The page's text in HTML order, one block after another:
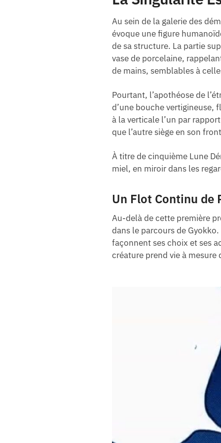
Au sein de la galerie des
évoque une figure
de sa structure. La partie
vase de porcelaine,
de mains, semblables à
Pourtant, l’apothéose de
d’une bouche vertigineuse,
à la verticale l’un par
que l’autre siège en son
À titre de cinquième Lune
miel, en miroir dans les
Un Flot Continu de
Au-delà de cette première
dans le parcours de
façonnent ses choix et ses
créature prend vie à